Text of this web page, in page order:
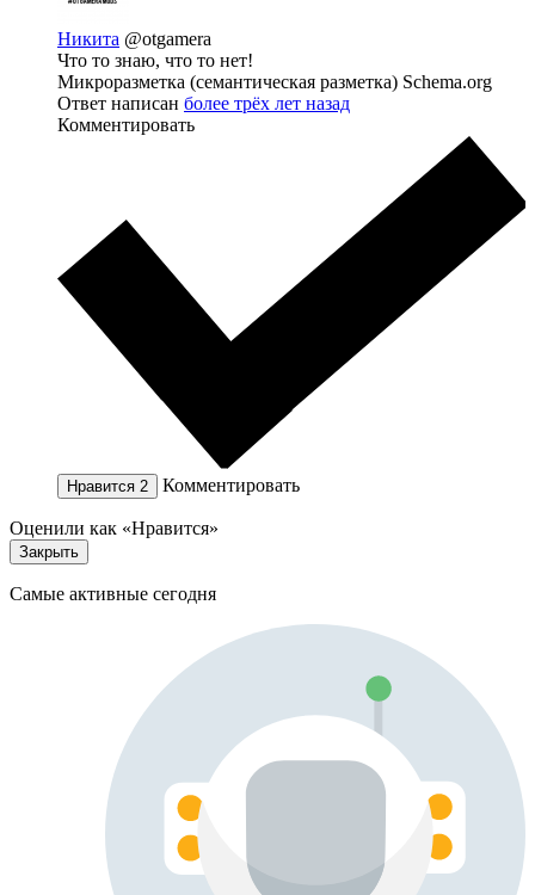
Никита @otgamera
Что то знаю, что то нет!
Микроразметка (семантическая разметка) Schema.org
Ответ написан более трёх лет назад
Комментировать
Нравится 2 Комментировать
Оценили как «Нравится»
Закрыть
Самые активные сегодня